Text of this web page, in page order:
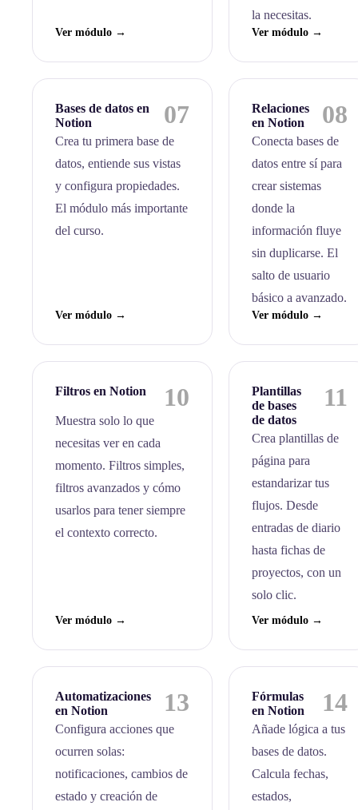
Ver módulo →
la necesitas.
Ver módulo →
Bases de datos en
Notion
07
Crea tu primera base de
datos, entiende sus vistas
y configura propiedades.
El módulo más importante
del curso.
Ver módulo →
Relaciones
en Notion
08
Conecta bases de
datos entre sí para
crear sistemas
donde la
información fluye
sin duplicarse. El
salto de usuario
básico a avanzado.
Ver módulo →
Filtros en Notion 10
Muestra solo lo que
necesitas ver en cada
momento. Filtros simples,
filtros avanzados y cómo
usarlos para tener siempre
el contexto correcto.
Ver módulo →
Plantillas
de bases
de datos
11
Crea plantillas de
página para
estandarizar tus
flujos. Desde
entradas de diario
hasta fichas de
proyectos, con un
solo clic.
Ver módulo →
Automatizaciones
en Notion
13
Configura acciones que
ocurren solas:
notificaciones, cambios de
estado y creación de
Fórmulas
en Notion
14
Añade lógica a tus
bases de datos.
Calcula fechas,
estados,